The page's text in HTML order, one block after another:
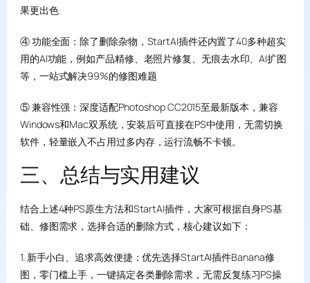
果更出色
④ 功能全面：除了删除杂物，StartAI插件还内置了40多种超实
用的AI功能，例如产品精修、老照片修复、无痕去水印、AI扩图
等，一站式解决99%的修图难题
⑤ 兼容性强：深度适配Photoshop CC2015至最新版本，兼容
Windows和Mac双系统，安装后可直接在PS中使用，无需切换
软件，轻量嵌入不占用过多内存，运行流畅不卡顿。
三、总结与实用建议
结合上述4种PS原生方法和StartAI插件，大家可根据自身PS基
础、修图需求，选择合适的删除方式，核心建议如下：
1. 新手小白、追求高效便捷：优先选择StartAI插件Banana修
图，零门槛上手，一键搞定各类删除需求，无需反复练习PS操